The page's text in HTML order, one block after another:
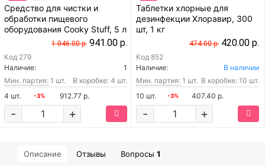
Средство для чистки и
обработки пищевого
оборудования Cooky Stuff, 5 л
1 046.00 р. 941.00 р.
Код 279
Наличие:
1
Мин. партия: 1 шт.
В коробке: 4 шт.
4 шт.
-3% 912.77 р.
+
-
Таблетки хлорные для
дезинфекции Хлоравир, 300
шт, 1 кг
474.00 р. 420.00 р.
Код 852
Наличие:
В наличии
Мин. партия: 1 шт. В коробке: 10 шт.
10 шт.
-3% 407.40 р.
+
-
Описание Отзывы Вопросы 1